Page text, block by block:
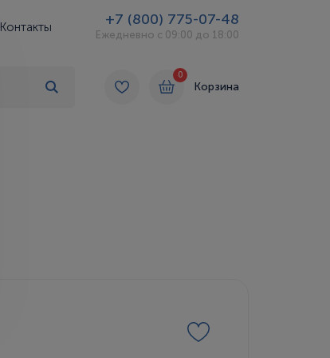
Контакты +7 (800) 775-07-48
Ежедневно с 09:00 до 18:00
0
Корзина